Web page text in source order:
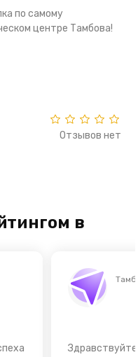
по самому
центре Тамбова!
Отзывов нет
в